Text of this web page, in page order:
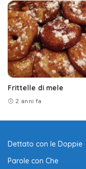
Frittelle di mele
2 anni fa
Dettato con le Doppie
Parole con Che